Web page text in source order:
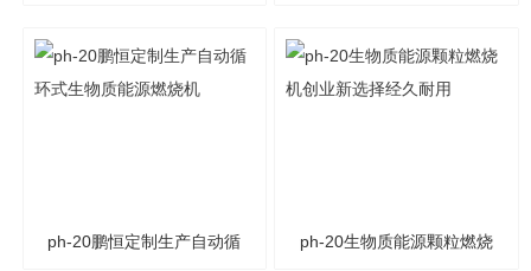
ph-20鹏恒定制生产自动循 ph-20生物质能源颗粒燃烧